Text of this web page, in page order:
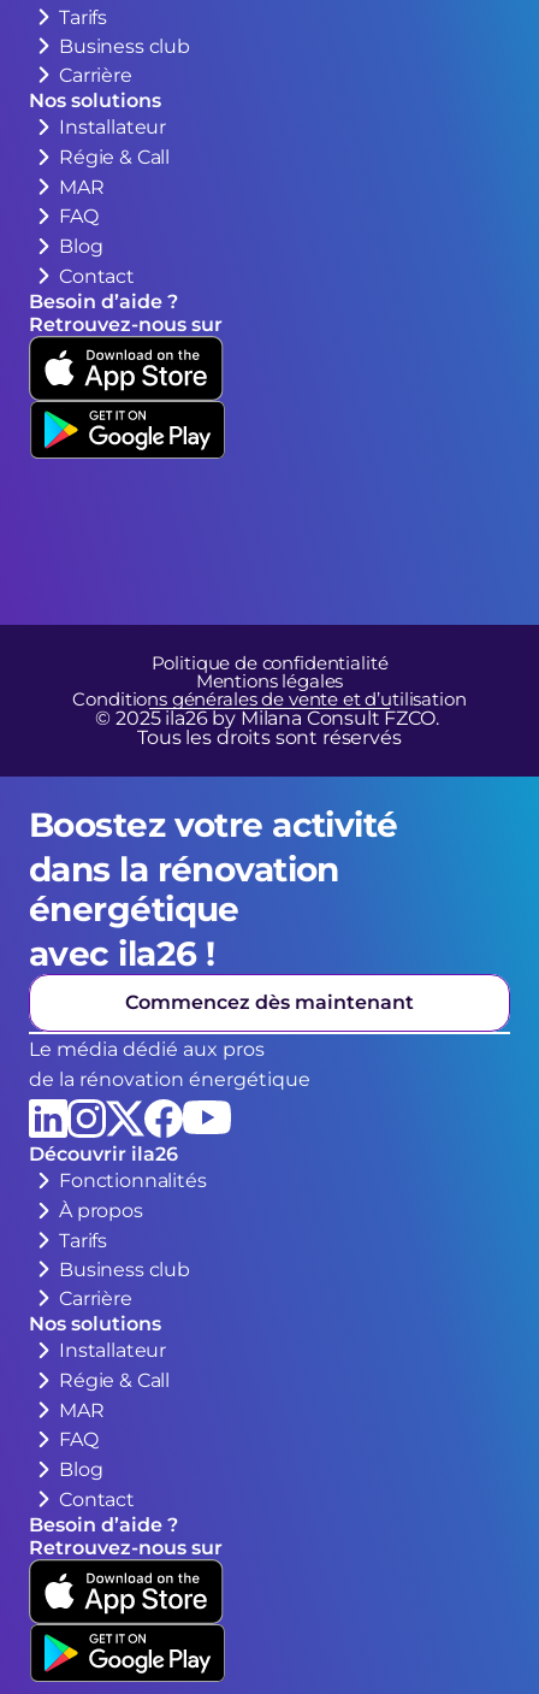
Tarifs
Business club
Carrière
Nos solutions
Installateur
Régie & Call
MAR
FAQ
Blog
Contact
Besoin d’aide ?
Retrouvez-nous sur
© 2025 ila26 by Milana Consult FZCO.
Tous les droits sont réservés
Politique de confidentialité
Mentions légales
Conditions générales de vente et d’utilisation
Boostez votre activité
dans la rénovation
énergétique
avec ila26 !
Commencez dès maintenant
Le média dédié aux pros
de la rénovation énergétique
Découvrir ila26
Fonctionnalités
À propos
Tarifs
Business club
Carrière
Nos solutions
Installateur
Régie & Call
MAR
FAQ
Blog
Contact
Besoin d’aide ?
Retrouvez-nous sur